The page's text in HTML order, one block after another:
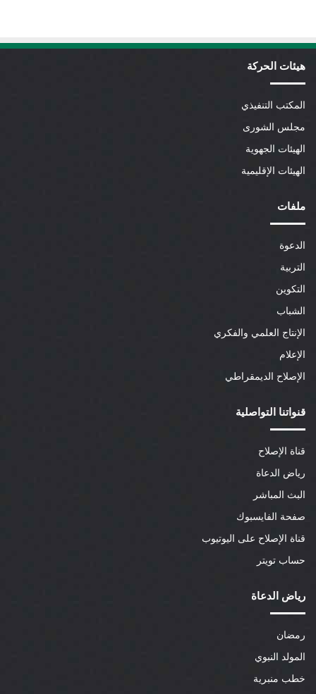
هيئات الحركة
المكتب التنفيذي
مجلس الشورى
الهيئات الجهوية
الهيئات الإقليمية
ملفات
الدعوة
التربية
التكوين
الشباب
الإنتاج العلمي والفكري
الإعلام
الإصلاح الديمقراطي
قنواتنا التواصلية
قناة الإصلاح
رياض الدعاة
البث المباشر
صفحة الفايسبوك
قناة الإصلاح على اليوتيوب
حساب تويتر
رياض الدعاة
رمضان
المولد النبوي
خطب منبرية